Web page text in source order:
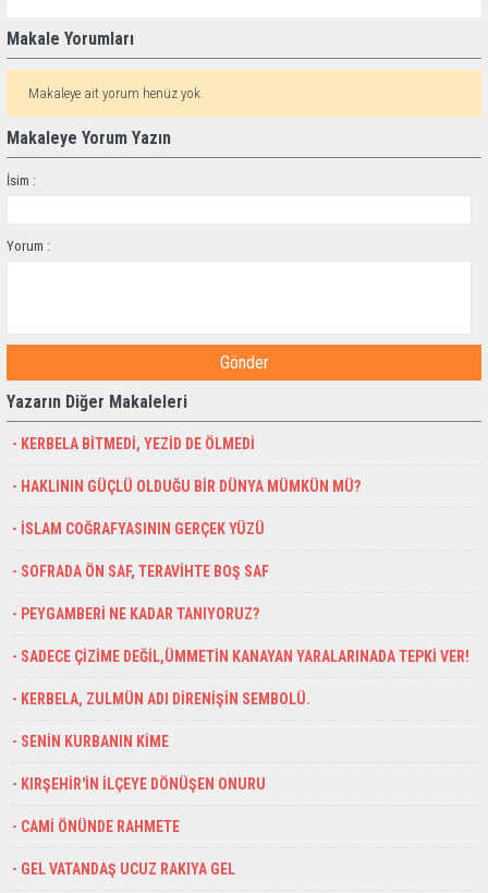
Makale Yorumları
Makaleye ait yorum henüz yok.
Makaleye Yorum Yazın
İsim :
Yorum :
Gönder
Yazarın Diğer Makaleleri
- KERBELA BİTMEDİ, YEZİD DE ÖLMEDİ
- HAKLININ GÜÇLÜ OLDUĞU BİR DÜNYA MÜMKÜN MÜ?
- İSLAM COĞRAFYASININ GERÇEK YÜZÜ
- SOFRADA ÖN SAF, TERAVİHTE BOŞ SAF
- PEYGAMBERİ NE KADAR TANIYORUZ?
- SADECE ÇİZİME DEĞİL,ÜMMETİN KANAYAN YARALARINADA TEPKİ VER!
- KERBELA, ZULMÜN ADI DİRENİŞİN SEMBOLÜ.
- SENİN KURBANIN KİME
- KIRŞEHİR'İN İLÇEYE DÖNÜŞEN ONURU
- CAMİ ÖNÜNDE RAHMETE
- GEL VATANDAŞ UCUZ RAKIYA GEL